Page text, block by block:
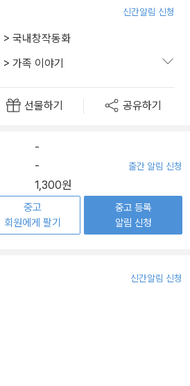
신간알림 신청
> 국내창작동화
> 가족 이야기
선물하기 공유하기
-
- 출간 알림 신청
1,300원
중고
회원에게 팔기
중고 등록
알림 신청
신간알림 신청